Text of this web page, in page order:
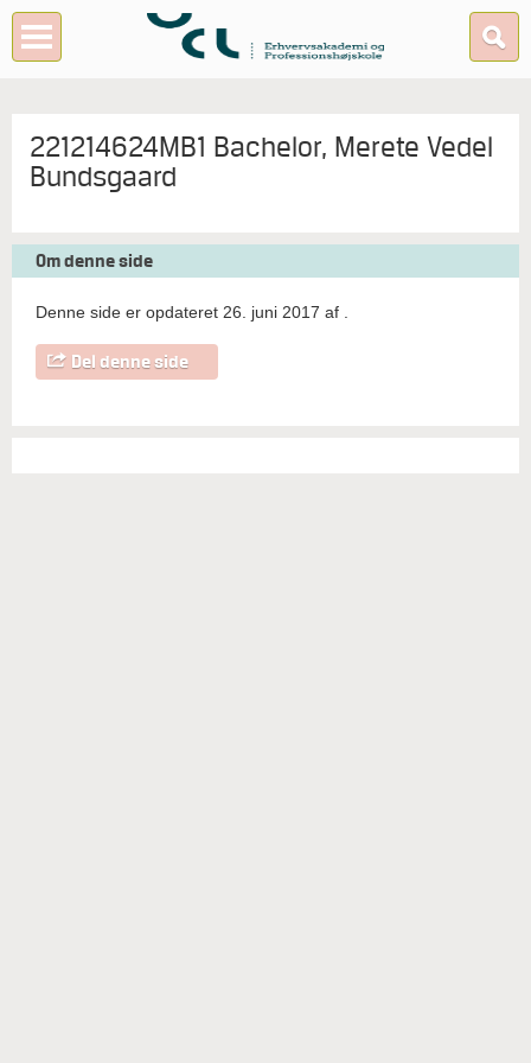
221214624MB1 Bachelor, Merete Vedel
Bundsgaard
Om denne side
Denne side er opdateret 26. juni 2017 af
Del denne side